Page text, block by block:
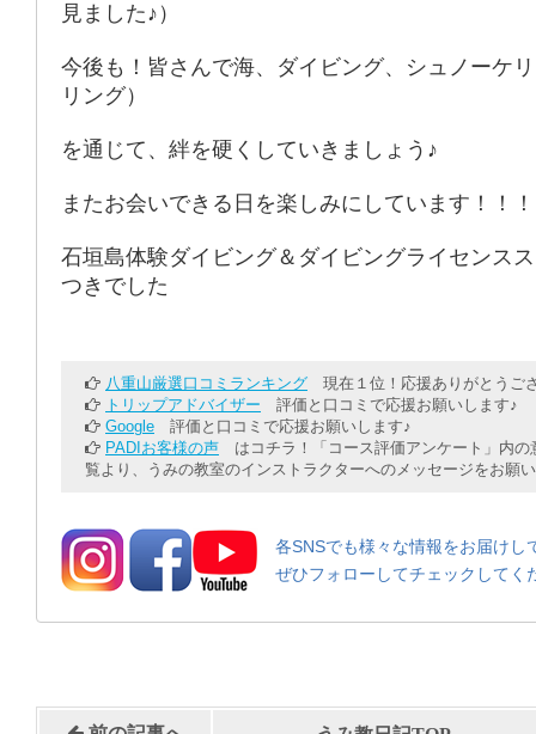
見ました♪）
今後も！皆さんで海、ダイビング、シュノーケ
リング）
を通じて、絆を硬くしていきましょう♪
またお会いできる日を楽しみにしています！！！
石垣島体験ダイビング＆ダイビングライセンス
つきでした
八重山厳選口コミランキング 現在１位！応援ありがとうご
トリップアドバイザー 評価と口コミで応援お願いします♪
Google 評価と口コミで応援お願いします♪
PADIお客様の声 はコチラ！「コース評価アンケート」内の
覧より、うみの教室のインストラクターへのメッセージをお願
各SNSでも様々な情報をお届けし
ぜひフォローしてチェックしてく